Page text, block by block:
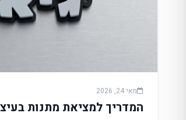
מאי 24, 2026
המדריך למציאת מתנות